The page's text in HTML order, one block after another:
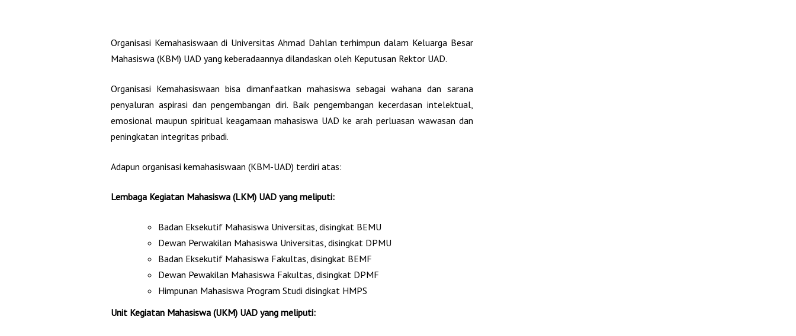
Organisasi Kemahasiswaan di Universitas Ahmad Dahlan terhimpun dalam Keluarga Besar
Mahasiswa (KBM) UAD yang keberadaannya dilandaskan oleh Keputusan Rektor UAD.
Organisasi Kemahasiswaan bisa dimanfaatkan mahasiswa sebagai wahana dan sarana
penyaluran aspirasi dan pengembangan diri. Baik pengembangan kecerdasan intelektual,
emosional maupun spiritual keagamaan mahasiswa UAD ke arah perluasan wawasan dan
peningkatan integritas pribadi.
Adapun organisasi kemahasiswaan (KBM-UAD) terdiri atas:
Lembaga Kegiatan Mahasiswa (LKM) UAD yang meliputi:
Badan Eksekutif Mahasiswa Universitas, disingkat BEMU
Dewan Perwakilan Mahasiswa Universitas, disingkat DPMU
Badan Eksekutif Mahasiswa Fakultas, disingkat BEMF
Dewan Pewakilan Mahasiswa Fakultas, disingkat DPMF
Himpunan Mahasiswa Program Studi disingkat HMPS
Unit Kegiatan Mahasiswa (UKM) UAD yang meliputi: